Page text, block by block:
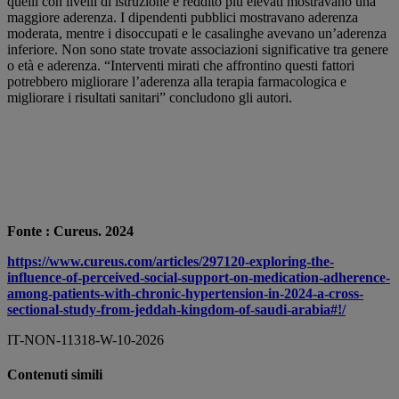
maggiore aderenza. I dipendenti pubblici mostravano aderenza
moderata, mentre i disoccupati e le casalinghe avevano un’aderenza
inferiore. Non sono state trovate associazioni significative tra genere
o età e aderenza. “Interventi mirati che affrontino questi fattori
potrebbero migliorare l’aderenza alla terapia farmacologica e
migliorare i risultati sanitari” concludono gli autori.
Fonte : Cureus. 2024
https://www.cureus.com/articles/297120-exploring-the-
influence-of-perceived-social-support-on-medication-adherence-
among-patients-with-chronic-hypertension-in-2024-a-cross-
sectional-study-from-jeddah-kingdom-of-saudi-arabia#!/
IT-NON-11318-W-10-2026
Contenuti simili